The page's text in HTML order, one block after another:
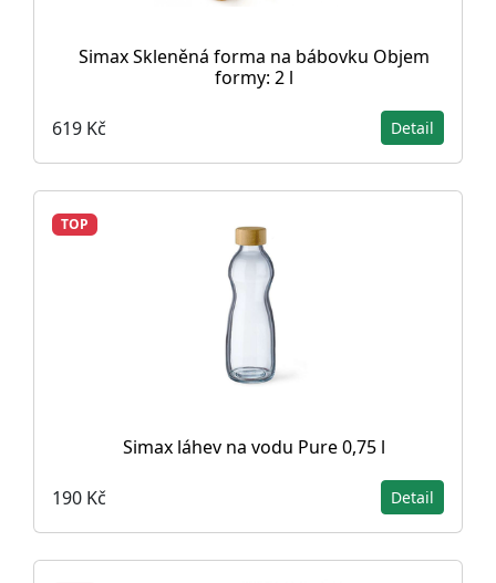
Simax Skleněná forma na bábovku Objem
formy: 2 l
619 Kč Detail
TOP
Simax láhev na vodu Pure 0,75 l
190 Kč Detail